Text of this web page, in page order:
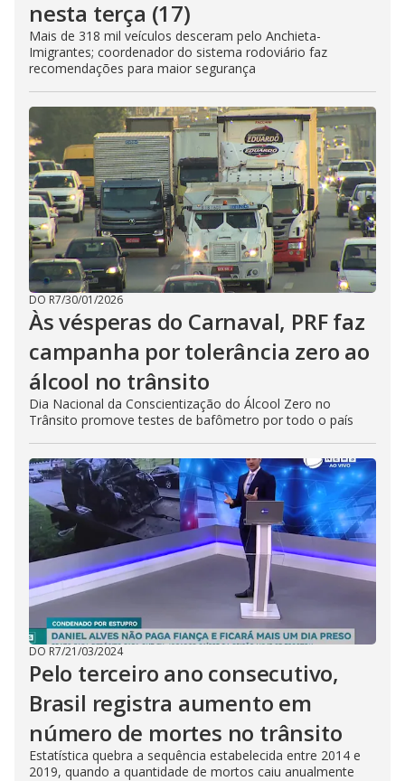
nesta terça (17)
Mais de 318 mil veículos desceram pelo Anchieta-
Imigrantes; coordenador do sistema rodoviário faz
recomendações para maior segurança
DO R7/30/01/2026
Às vésperas do Carnaval, PRF faz
campanha por tolerância zero ao
álcool no trânsito
Dia Nacional da Conscientização do Álcool Zero no
Trânsito promove testes de bafômetro por todo o país
DO R7/21/03/2024
Pelo terceiro ano consecutivo,
Brasil registra aumento em
número de mortes no trânsito
Estatística quebra a sequência estabelecida entre 2014 e
2019, quando a quantidade de mortos caiu anualmente